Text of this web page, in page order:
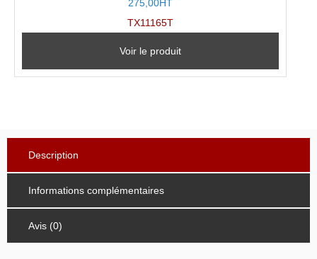
275,00HT
TX11165T
Voir le produit
Description
Informations complémentaires
Avis (0)